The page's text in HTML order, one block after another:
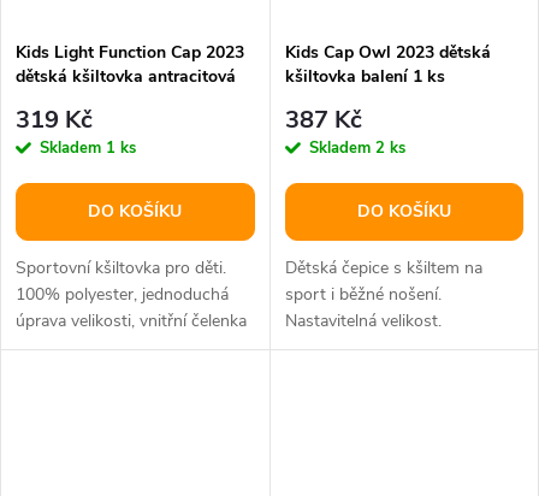
Kids Light Function Cap 2023
dětská kšiltovka antracitová
319 Kč
Skladem 1 ks
DO KOŠÍKU
Sportovní kšiltovka pro děti.
100% polyester, jednoduchá
úprava velikosti, vnitřní čelenka
pro pohlcování potu.
Kids Cap Owl 2023 dětská
kšiltovka balení 1 ks
387 Kč
Skladem 2 ks
DO KOŠÍKU
Dětská čepice s kšiltem na
sport i běžné nošení.
Nastavitelná velikost.